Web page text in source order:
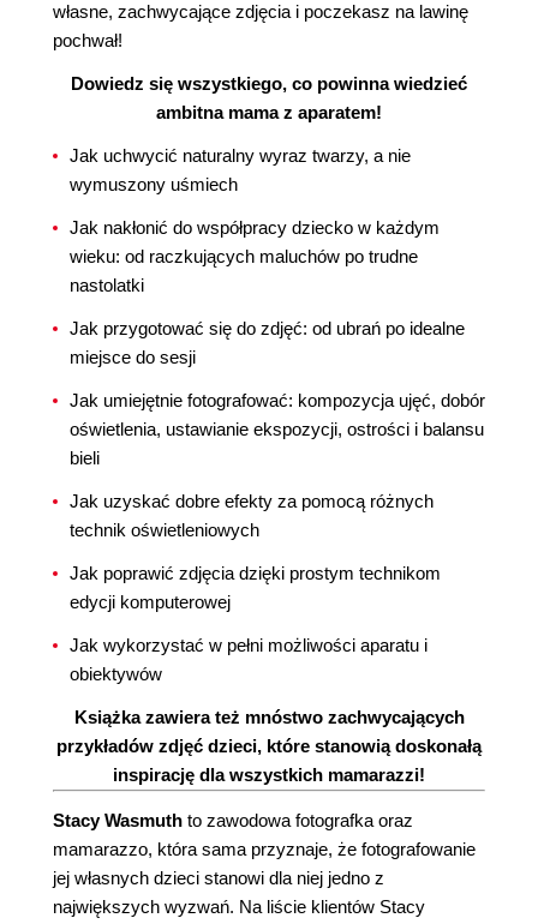
własne, zachwycające zdjęcia i poczekasz na lawinę
pochwał!
Dowiedz się wszystkiego, co powinna wiedzieć
ambitna mama z aparatem!
Jak uchwycić naturalny wyraz twarzy, a nie
wymuszony uśmiech
Jak nakłonić do współpracy dziecko w każdym
wieku: od raczkujących maluchów po trudne
nastolatki
Jak przygotować się do zdjęć: od ubrań po idealne
miejsce do sesji
Jak umiejętnie fotografować: kompozycja ujęć, dobór
oświetlenia, ustawianie ekspozycji, ostrości i balansu
bieli
Jak uzyskać dobre efekty za pomocą różnych
technik oświetleniowych
Jak poprawić zdjęcia dzięki prostym technikom
edycji komputerowej
Jak wykorzystać w pełni możliwości aparatu i
obiektywów
Książka zawiera też mnóstwo zachwycających
przykładów zdjęć dzieci, które stanowią doskonałą
inspirację dla wszystkich mamarazzi!
Stacy Wasmuth to zawodowa fotografka oraz
mamarazzo, która sama przyznaje, że fotografowanie
jej własnych dzieci stanowi dla niej jedno z
największych wyzwań. Na liście klientów Stacy